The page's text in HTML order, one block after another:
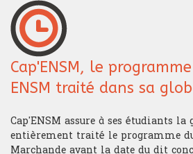
Cap'ENSM, le
ENSM traité dans sa
Cap'ENSM assure à ses étudiants
entièrement traité le programme
Marchande avant la date du dit